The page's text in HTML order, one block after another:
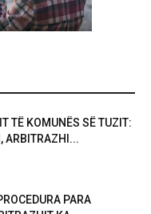
TË KOMUNËS SË TUZIT:
ARBITRAZHI...
PARA